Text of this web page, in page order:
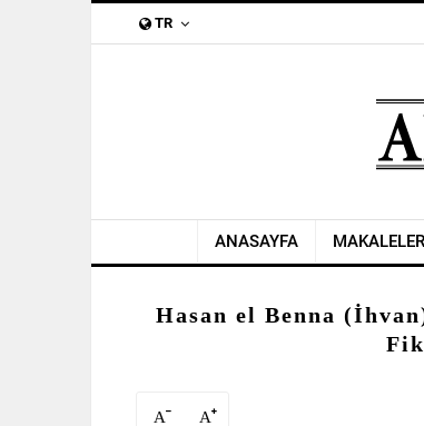
TR
ANASAYFA MAKALELER
Hasan el Benna
A A